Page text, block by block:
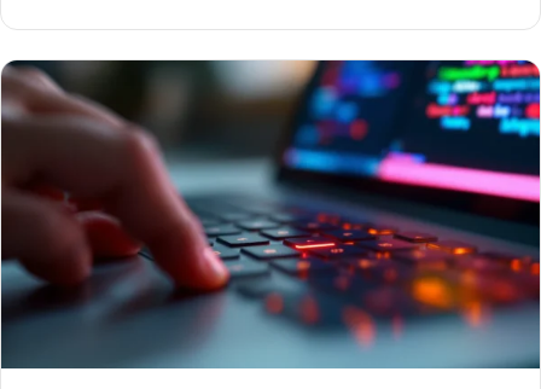
резултати и места, където технологията все още се
проваля.